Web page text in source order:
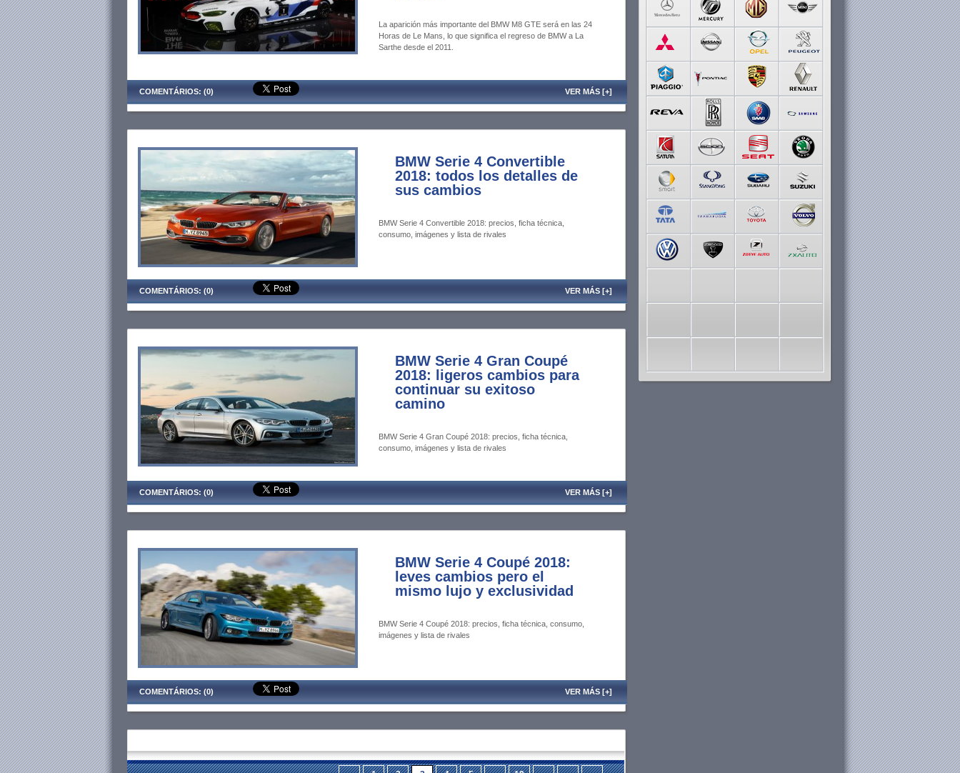
La aparición más importante del BMW M8 GTE será en las 24
Horas de Le Mans, lo que significa el regreso de BMW a La
Sarthe desde el 2011.
COMENTÁRIOS: (0) VER MÁS [+]
BMW Serie 4 Convertible
2018: todos los detalles de
sus cambios
BMW Serie 4 Convertible 2018: precios, ficha técnica,
consumo, imágenes y lista de rivales
COMENTÁRIOS: (0) VER MÁS [+]
BMW Serie 4 Gran Coupé
2018: ligeros cambios para
continuar su exitoso
camino
BMW Serie 4 Gran Coupé 2018: precios, ficha técnica,
consumo, imágenes y lista de rivales
COMENTÁRIOS: (0) VER MÁS [+]
BMW Serie 4 Coupé 2018:
leves cambios pero el
mismo lujo y exclusividad
BMW Serie 4 Coupé 2018: precios, ficha técnica, consumo,
imágenes y lista de rivales
COMENTÁRIOS: (0) VER MÁS [+]